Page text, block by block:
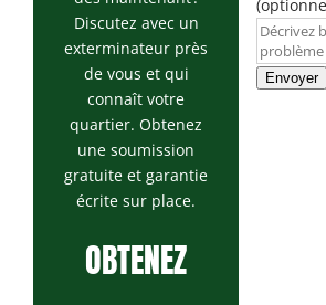
Discutez avec un
exterminateur près
de vous et qui
connaît votre
quartier. Obtenez
une soumission
gratuite et garantie
écrite sur place.
OBTENEZ
Envoyer